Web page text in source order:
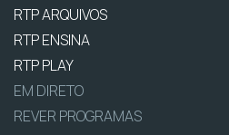
RTP ARQUIVOS
RTP ENSINA
RTP PLAY
EM DIRETO
REVER PROGRAMAS